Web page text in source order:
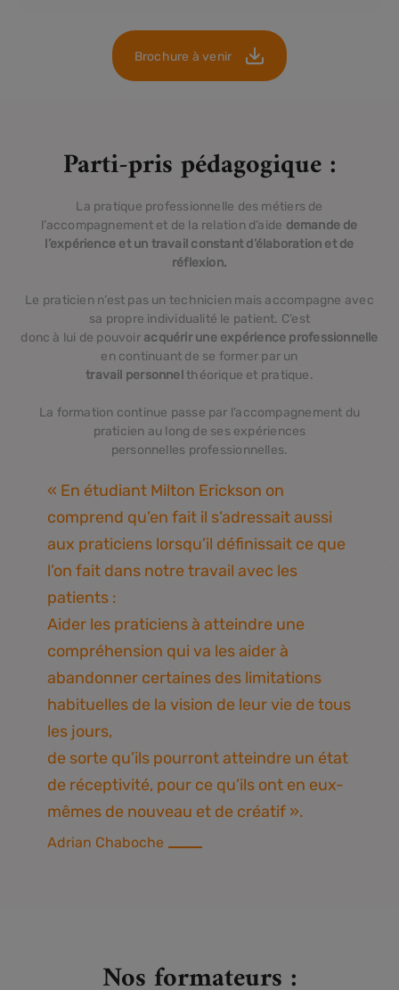
Brochure à venir
Parti-pris pédagogique :
La pratique professionnelle des métiers de
l’accompagnement et de la relation d’aide demande de
l’expérience et un travail constant d’élaboration et de
réflexion.
Le praticien n’est pas un technicien mais accompagne avec
sa propre individualité le patient. C’est
donc à lui de pouvoir acquérir une expérience professionnelle
en continuant de se former par un
travail personnelthéorique et pratique.
La formation continue passe par l’accompagnement du
praticien au long de ses expériences
personnelles professionnelles.
« En étudiant Milton Erickson on
comprend qu’en fait il s’adressait aussi
aux praticiens lorsqu’il définissait ce que
l’on fait dans notre travail avec les
patients :
Aider les praticiensà atteindre une
compréhension qui va les aider à
abandonner certaines des limitations
habituelles de la vision de leur vie de tous
les jours,
de sorte qu’ils pourront atteindre un état
de réceptivité, pour ce qu’ils ont en eux-
mêmes de nouveau et de créatif ».
Adrian Chaboche
Nos formateurs :